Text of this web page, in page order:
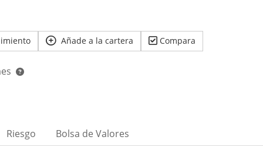
Añade a la cartera Compara
Riesgo Bolsa de Valores